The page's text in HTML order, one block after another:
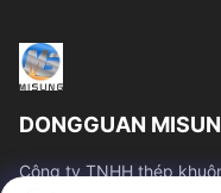
DONGGUAN
Công ty TNHH thép